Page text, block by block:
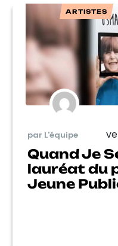
ARTISTES
par L'équipe
Quand Je
lauréat du
Jeune